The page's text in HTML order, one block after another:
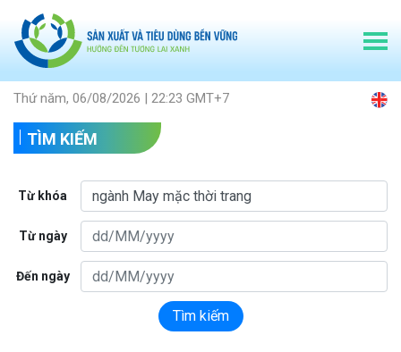
Thứ năm, 06/08/2026 | 22:23 GMT+7
TÌM KIẾM
Từ khóa
Từ ngày
Đến ngày
Tìm kiếm